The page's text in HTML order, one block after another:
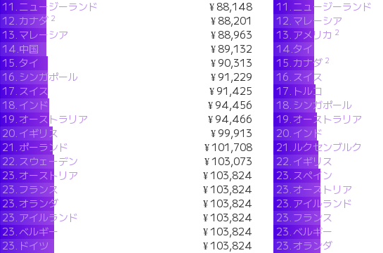
11. ニュージーランド
¥ 88,148
12. カナダ 2
¥ 88,201
13. マレーシア
¥ 88,963
14.中国
¥ 89,132
15.タイ
¥ 90,313
16. シンガポール
¥ 91,229
17. スイス
¥ 91,425
18. インド
¥ 94,456
19.オーストラリア
¥ 94,466
20. イギリス
¥ 99,913
21. ポーランド
¥ 101,708
22. スウェーデン
¥ 103,073
23.オーストリア
¥ 103,824
23. フランス
¥ 103,824
23.オランダ
¥ 103,824
23. アイルランド
¥ 103,824
23.ベルギー
¥ 103,824
23. ドイツ
¥ 103,824
11. ニュージーランド
12. マレーシア
13. アメリカ 2
14.タイ
15.カナダ 2
16. スイス
17. トルコ
18. シンガポール
19.オーストラリア
20. インド
21.ルクセンブルク
22. イギリス
23. スペイン
23.オーストリア
23. アイルランド
23. フランス
23.ベルギー
23.オランダ